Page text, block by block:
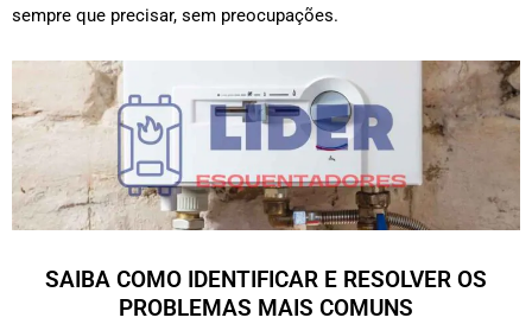
sempre que precisar, sem preocupações.
SAIBA COMO IDENTIFICAR E RESOLVER OS
PROBLEMAS MAIS COMUNS